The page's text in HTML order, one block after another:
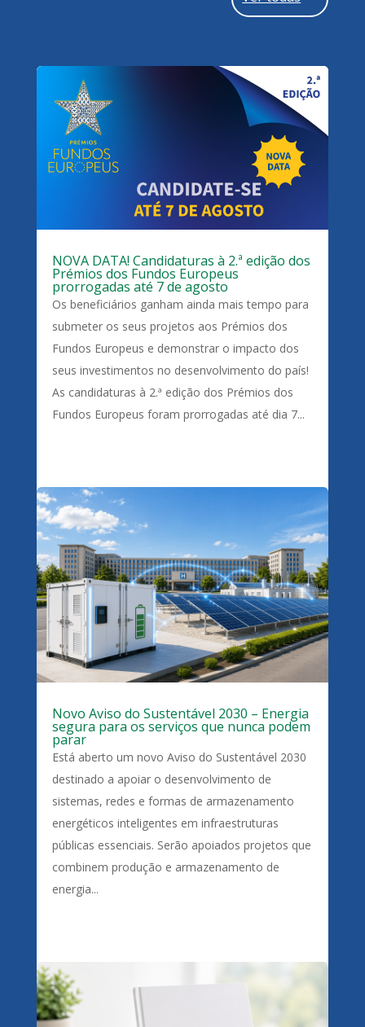
NOVA DATA! Candidaturas à 2.ª edição dos
Prémios dos Fundos Europeus
prorrogadas até 7 de agosto
Os beneficiários ganham ainda mais tempo para
submeter os seus projetos aos Prémios dos
Fundos Europeus e demonstrar o impacto dos
seus investimentos no desenvolvimento do país!
As candidaturas à 2.ª edição dos Prémios dos
Fundos Europeus foram prorrogadas até dia 7...
Novo Aviso do Sustentável 2030 – Energia
segura para os serviços que nunca podem
parar
Está aberto um novo Aviso do Sustentável 2030
destinado a apoiar o desenvolvimento de
sistemas, redes e formas de armazenamento
energéticos inteligentes em infraestruturas
públicas essenciais. Serão apoiados projetos que
combinem produção e armazenamento de
energia...